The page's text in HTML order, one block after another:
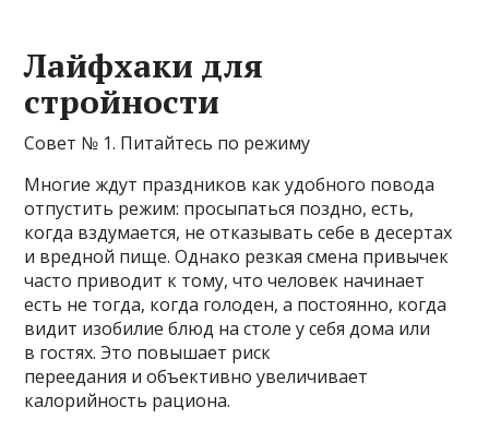
Лайфхаки для
стройности
Совет № 1. Питайтесь по режиму
Многие ждут праздников как удобного повода
отпустить режим: просыпаться поздно, есть,
когда вздумается, не отказывать себе в десертах
и вредной пище. Однако резкая смена привычек
часто приводит к тому, что человек начинает
есть не тогда, когда голоден, а постоянно, когда
видит изобилие блюд на столе у себя дома или
в гостях. Это повышает риск
переедания и объективно увеличивает
калорийность рациона.